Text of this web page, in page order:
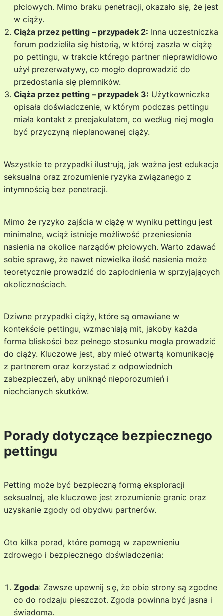
płciowych. Mimo braku penetracji, okazało się, że jest
w ciąży.
Ciąża przez petting – przypadek 2: Inna uczestniczka
forum podzieliła się historią, w której zaszła w ciążę
po pettingu, w trakcie którego partner nieprawidłowo
użył prezerwatywy, co mogło doprowadzić do
przedostania się plemników.
Ciąża przez petting – przypadek 3: Użytkowniczka
opisała doświadczenie, w którym podczas pettingu
miała kontakt z preejakulatem, co według niej mogło
być przyczyną nieplanowanej ciąży.
Wszystkie te przypadki ilustrują, jak ważna jest edukacja
seksualna oraz zrozumienie ryzyka związanego z
intymnością bez penetracji.
Mimo że ryzyko zajścia w ciążę w wyniku pettingu jest
minimalne, wciąż istnieje możliwość przeniesienia
nasienia na okolice narządów płciowych. Warto zdawać
sobie sprawę, że nawet niewielka ilość nasienia może
teoretycznie prowadzić do zapłodnienia w sprzyjających
okolicznościach.
Dziwne przypadki ciąży, które są omawiane w
kontekście pettingu, wzmacniają mit, jakoby każda
forma bliskości bez pełnego stosunku mogła prowadzić
do ciąży. Kluczowe jest, aby mieć otwartą komunikację
z partnerem oraz korzystać z odpowiednich
zabezpieczeń, aby uniknąć nieporozumień i
niechcianych skutków.
Porady dotyczące bezpiecznego
pettingu
Petting może być bezpieczną formą eksploracji
seksualnej, ale kluczowe jest zrozumienie granic oraz
uzyskanie zgody od obydwu partnerów.
Oto kilka porad, które pomogą w zapewnieniu
zdrowego i bezpiecznego doświadczenia:
Zgoda: Zawsze upewnij się, że obie strony są zgodne
co do rodzaju pieszczot. Zgoda powinna być jasna i
świadoma.